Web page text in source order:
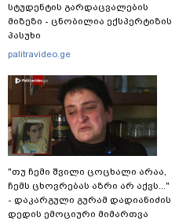
სტუდენტის გარდაცვალების
მიზეზი - ცნობილია ექსპერტიზის
პასუხი
palitravideo.ge
"თუ ჩემი შვილი ცოცხალი არაა,
ჩემს ცხოვრებას აზრი არ აქვს..."
- დაკარგული გურამ დადიანიძის
დედის ემოციური მიმართვა